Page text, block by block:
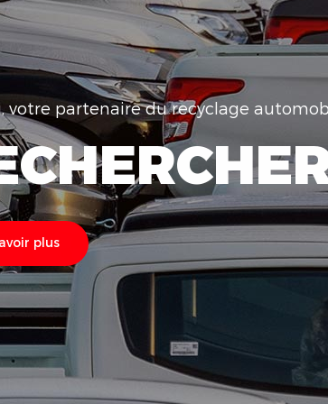
votre partenaire du recyclage
plus